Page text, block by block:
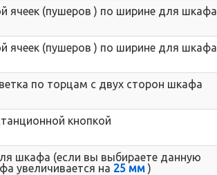
ячеек (пушеров ) по ширине для шкафа
ячеек (пушеров ) по ширине для шкафа
по торцам с двух сторон шкафа
кнопкой
шкафа (если вы выбираете данную
увеличивается на 25 мм)